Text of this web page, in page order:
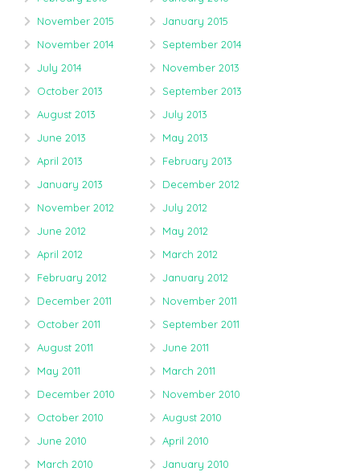
November 2015
January 2015
November 2014
September 2014
July 2014
November 2013
October 2013
September 2013
August 2013
July 2013
June 2013
May 2013
April 2013
February 2013
January 2013
December 2012
November 2012
July 2012
June 2012
May 2012
April 2012
March 2012
February 2012
January 2012
December 2011
November 2011
October 2011
September 2011
August 2011
June 2011
May 2011
March 2011
December 2010
November 2010
October 2010
August 2010
June 2010
April 2010
March 2010
January 2010